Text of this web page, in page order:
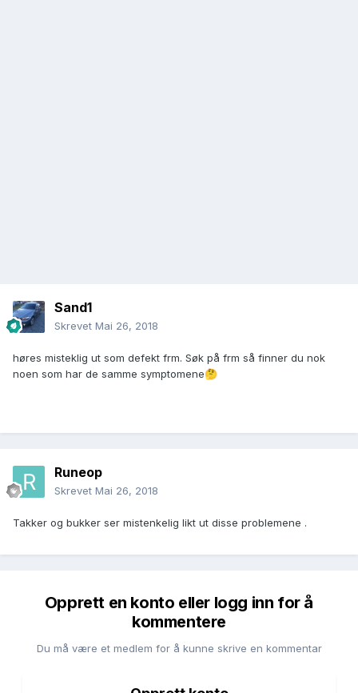
Sand1
Skrevet Mai 26, 2018
høres misteklig ut som defekt frm. Søk på frm så finner du nok
noen som har de samme symptomene🤔
Runeop
Skrevet Mai 26, 2018
Takker og bukker ser mistenkelig likt ut disse problemene .
Opprett en konto eller logg inn for å
kommentere
Du må være et medlem for å kunne skrive en kommentar